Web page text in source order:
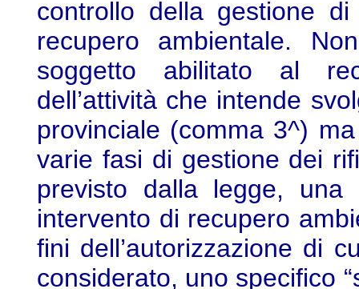
controllo della gestione
recupero ambientale.
soggetto abilitato al
dell’attività che intende
provinciale (comma 3^)
varie fasi di gestione dei
previsto dalla legge, una
intervento di recupero
fini dell’autorizzazione di
considerato, uno specifico